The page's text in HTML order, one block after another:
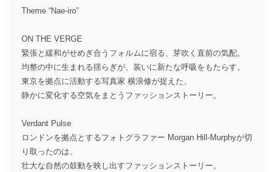
Theme “Nae-iro”
ON THE VERGE
緊張と緩和がせめぎ合うフォルムに宿る、芽吹く直前の気配。
均整の中に生まれる揺らぎが、装いに新たな呼吸をもたらす。
東京を拠点に活動する写真家 横浪修が捉えた、
静かに変化する空気をまとうファッションストーリー。
Verdant Pulse
ロンドンを拠点とするフォトグラファー Morgan Hill-Murphyが切
り取ったのは、
壮大な自然の鼓動を映し出すファッションストーリー。